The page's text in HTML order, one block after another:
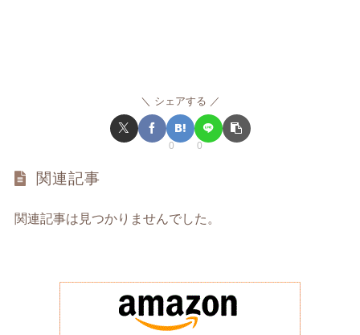
シェアする
0 0
関連記事
関連記事は見つかりませんでした。